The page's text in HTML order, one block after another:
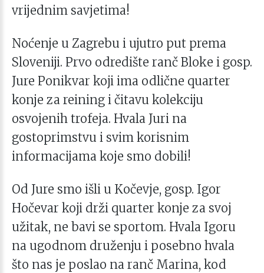
vrijednim savjetima!
Noćenje u Zagrebu i ujutro put prema
Sloveniji. Prvo odredište ranč Bloke i gosp.
Jure Ponikvar koji ima odlične quarter
konje za reining i čitavu kolekciju
osvojenih trofeja. Hvala Juri na
gostoprimstvu i svim korisnim
informacijama koje smo dobili!
Od Jure smo išli u Kočevje, gosp. Igor
Hočevar koji drži quarter konje za svoj
užitak, ne bavi se sportom. Hvala Igoru
na ugodnom druženju i posebno hvala
što nas je poslao na ranč Marina, kod